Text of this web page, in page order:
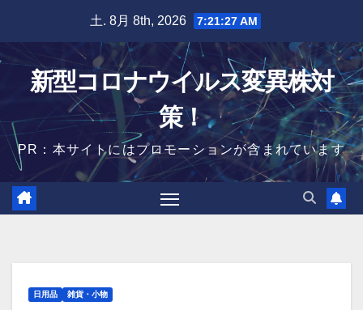
content
土. 8月 8th, 2026 7:21:28 AM
新型コロナウイルス変異株対
策！
PR：本サイトにはプロモーションが含まれています
日用品 雑貨・小物